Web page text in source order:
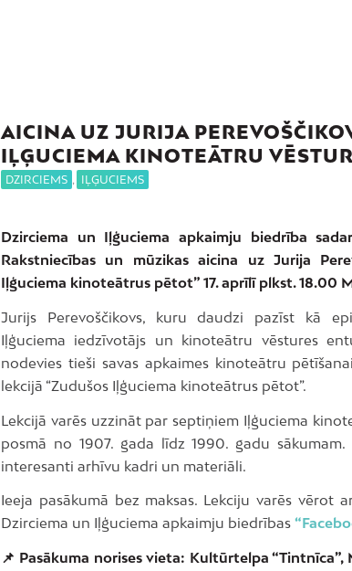
AICINA UZ JURIJA
IĻĢUCIEMA KINOTEĀTRU
DZIRCIEMS , IĻĢUCIEMS
Dzirciema un Iļģuciema apkaimju biedrība
Rakstniecības un mūzikas aicina uz Jurija
Iļģuciema kinoteātrus pētot” 17. aprīlī plkst. 18.00
Jurijs Perevoščikovs, kuru daudzi pazīst kā
Iļģuciema iedzīvotājs un kinoteātru vēstures
nodevies tieši savas apkaimes kinoteātru
lekcijā “Zudušos Iļģuciema kinoteātrus pētot”.
Lekcijā varēs uzzināt par septiņiem Iļģuciema
posmā no 1907. gada līdz 1990. gadu
interesanti arhīvu kadri un materiāli.
Ieeja pasākumā bez maksas. Lekciju varēs vērot
Dzirciema un Iļģuciema apkaimju biedrības
📌 Pasākuma norises vieta: Kultūrtelpa